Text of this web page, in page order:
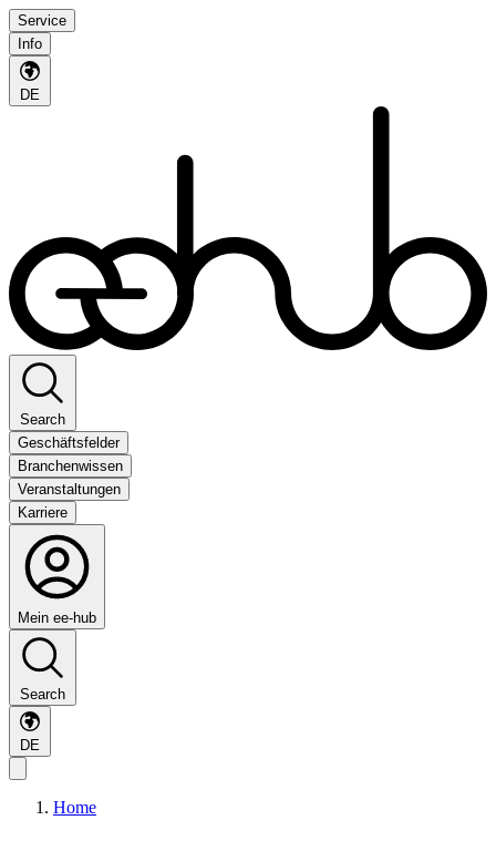
Service
Info
DE
Search
Geschäftsfelder
Branchenwissen
Veranstaltungen
Karriere
Mein ee-hub
Search
DE
Home